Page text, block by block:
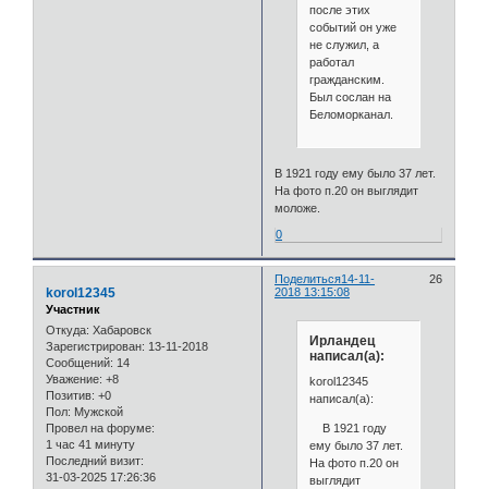
после этих
событий он уже
не служил, а
работал
гражданским.
Был сослан на
Беломорканал.
В 1921 году ему было 37 лет.
На фото п.20 он выглядит
моложе.
0
Поделиться 26
14-11-
2018 13:15:08
korol12345
Участник
Откуда: Хабаровск
Зарегистрирован: 13-11-2018
Сообщений: 14
Уважение: +8
Позитив: +0
Пол: Мужской
Провел на форуме:
1 час 41 минуту
Последний визит:
31-03-2025 17:26:36
Ирландец
написал(а):
korol12345
написал(а):
В 1921 году
ему было 37 лет.
На фото п.20 он
выглядит